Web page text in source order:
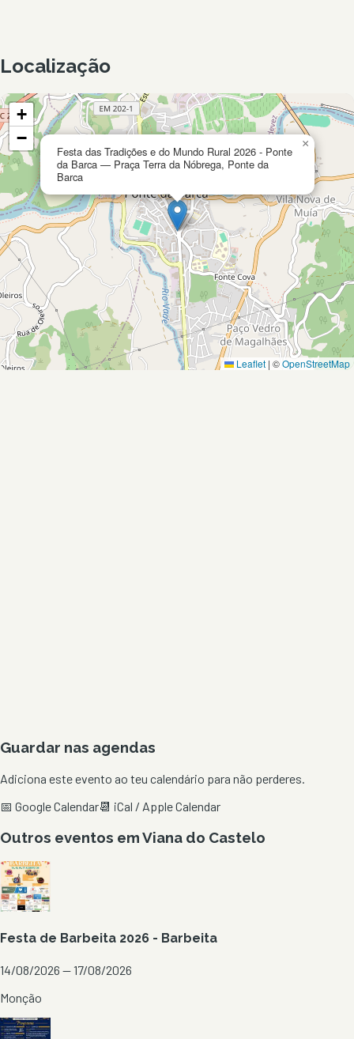
Localização
Festa das Tradições e do Mundo Rural 2026 - Ponte
da Barca — Praça Terra da Nóbrega, Ponte da
Barca
×
+
−
Leaflet | ©OpenStreetMap
Guardar nas agendas
Adiciona este evento ao teu calendário para não perderes.
📅 Google Calendar📆 iCal / Apple Calendar
Outros eventos emViana do Castelo
Festa de Barbeita 2026 - Barbeita
14/08/2026 — 17/08/2026
Monção